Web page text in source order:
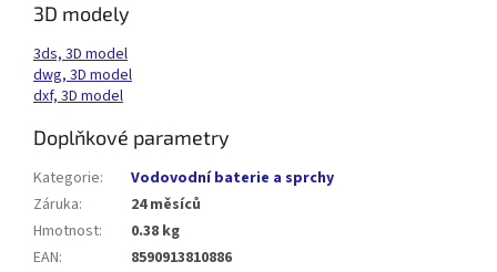
3D modely
3ds, 3D model
dwg, 3D model
dxf, 3D model
Doplňkové parametry
Kategorie:
Vodovodní baterie a sprchy
Záruka:
24 měsíců
Hmotnost:
0.38 kg
EAN:
8590913810886